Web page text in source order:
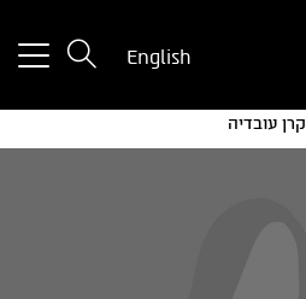
English
קרן עובדיה